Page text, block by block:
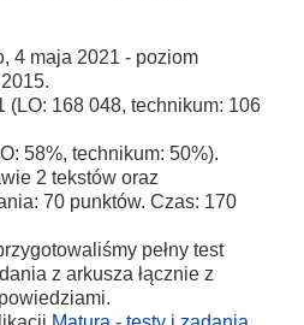
4 maja 2021 - poziom
(LO: 168 048, technikum: 106
58%, technikum: 50%).
2 tekstów oraz
70 punktów. Czas: 170
pełny test
z arkusza łącznie z